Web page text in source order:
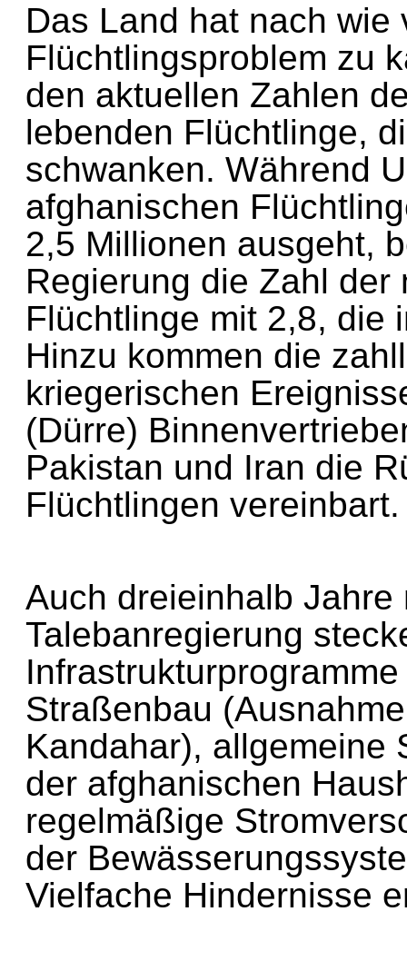
Das Land hat nach
Flüchtlingsproblem
den aktuellen Zahlen
lebenden Flüchtlinge,
schwanken. Während
afghanischen
2,5 Millionen
Regierung die Zahl
Flüchtlinge mit 2,8,
Hinzu kommen die
kriegerischen
(Dürre)
Pakistan und Iran die
Flüchtlingen
Auch dreieinhalb
Talebanregierung
Straßenbau
Kandahar),
der afghanischen
regelmäßige
der
Vielfache Hindernisse